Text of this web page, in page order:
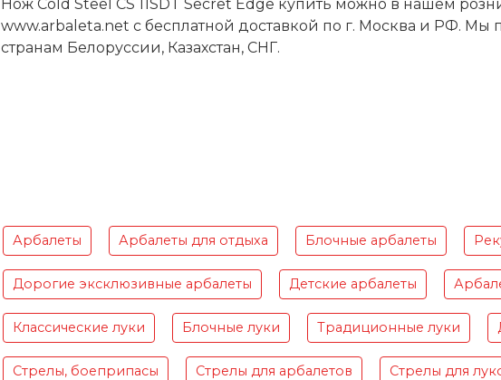
Нож Cold Steel CS 11SDT Secret Edge купить можно в нашем
www.arbaleta.net с бесплатной доставкой по г. Москва и РФ.
странам Белоруссии, Казахстан, СНГ.
Арбалеты Арбалеты для отдыха Блочные арбалеты
Дорогие эксклюзивные арбалеты Детские арбалеты
Классические луки Блочные луки Традиционные луки
Стрелы, боеприпасы Стрелы для арбалетов Стрелы для